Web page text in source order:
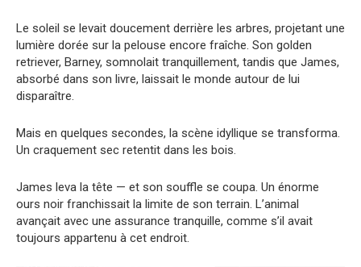
Le soleil se levait doucement derrière les arbres, projetant une
lumière dorée sur la pelouse encore fraîche. Son golden
retriever, Barney, somnolait tranquillement, tandis que James,
absorbé dans son livre, laissait le monde autour de lui
disparaître.
Mais en quelques secondes, la scène idyllique se transforma.
Un craquement sec retentit dans les bois.
James leva la tête — et son souffle se coupa. Un énorme
ours noir franchissait la limite de son terrain. L’animal
avançait avec une assurance tranquille, comme s’il avait
toujours appartenu à cet endroit.